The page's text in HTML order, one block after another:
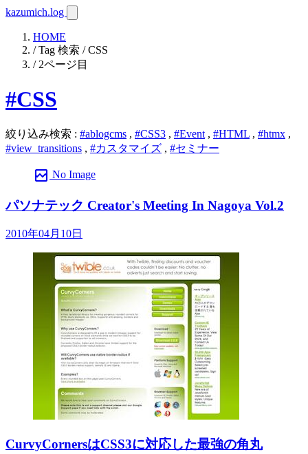
kazumich.log
HOME
/ Tag 検索 / CSS
/ 2ページ目
#CSS
絞り込み検索 : #ablogcms , #CSS3 , #Event , #HTML , #htmx ,
#view_transitions , #カスタマイズ , #セミナー
broken_image No Image
パソナテック Creator's Meeting In Nagoya Vol.2
2010年04月10日
CurvyCornersはCSS3に対応した最強の角丸